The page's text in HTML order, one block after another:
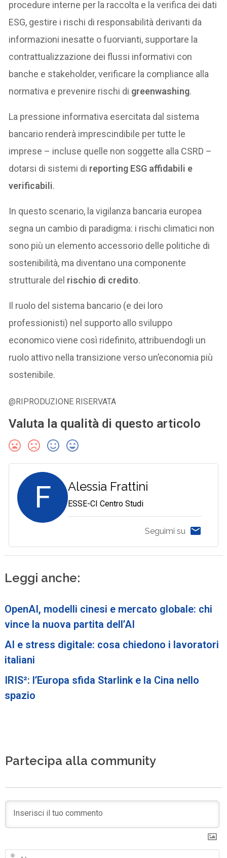
procedure interne per la raccolta e la verifica dei dati
ESG, gestire i rischi di responsabilità derivanti da
informazioni inesatte o fuorvianti, supportare la
contrattualizzazione dei flussi informativi con
banche e stakeholder, verificare la compliance alla
normativa e prevenire rischi di greenwashing.
La pressione informativa esercitata dal sistema
bancario renderà imprescindibile per tutte le
imprese – incluse quelle non soggette alla CSRD –
dotarsi di sistemi di reporting ESG affidabili e
verificabili.
In questo scenario, la vigilanza bancaria europea
segna un cambio di paradigma: i rischi climatici non
sono più un elemento accessorio delle politiche di
sostenibilità, ma diventano una componente
strutturale del rischio di credito.
Il ruolo del sistema bancario (e dei loro
professionisti) nel supporto allo sviluppo
economico viene così ridefinito, attribuendogli un
ruolo attivo nella transizione verso un’economia più
sostenibile.
@RIPRODUZIONE RISERVATA
Valuta la qualità di questo articolo
F Alessia Frattini
ESSE-CI Centro Studi
Seguimi su
Leggi anche:
OpenAI, modelli cinesi e mercato globale: chi
vince la nuova partita dell’AI
AI e stress digitale: cosa chiedono i lavoratori
italiani
IRIS²: l’Europa sfida Starlink e la Cina nello
spazio
Partecipa alla community